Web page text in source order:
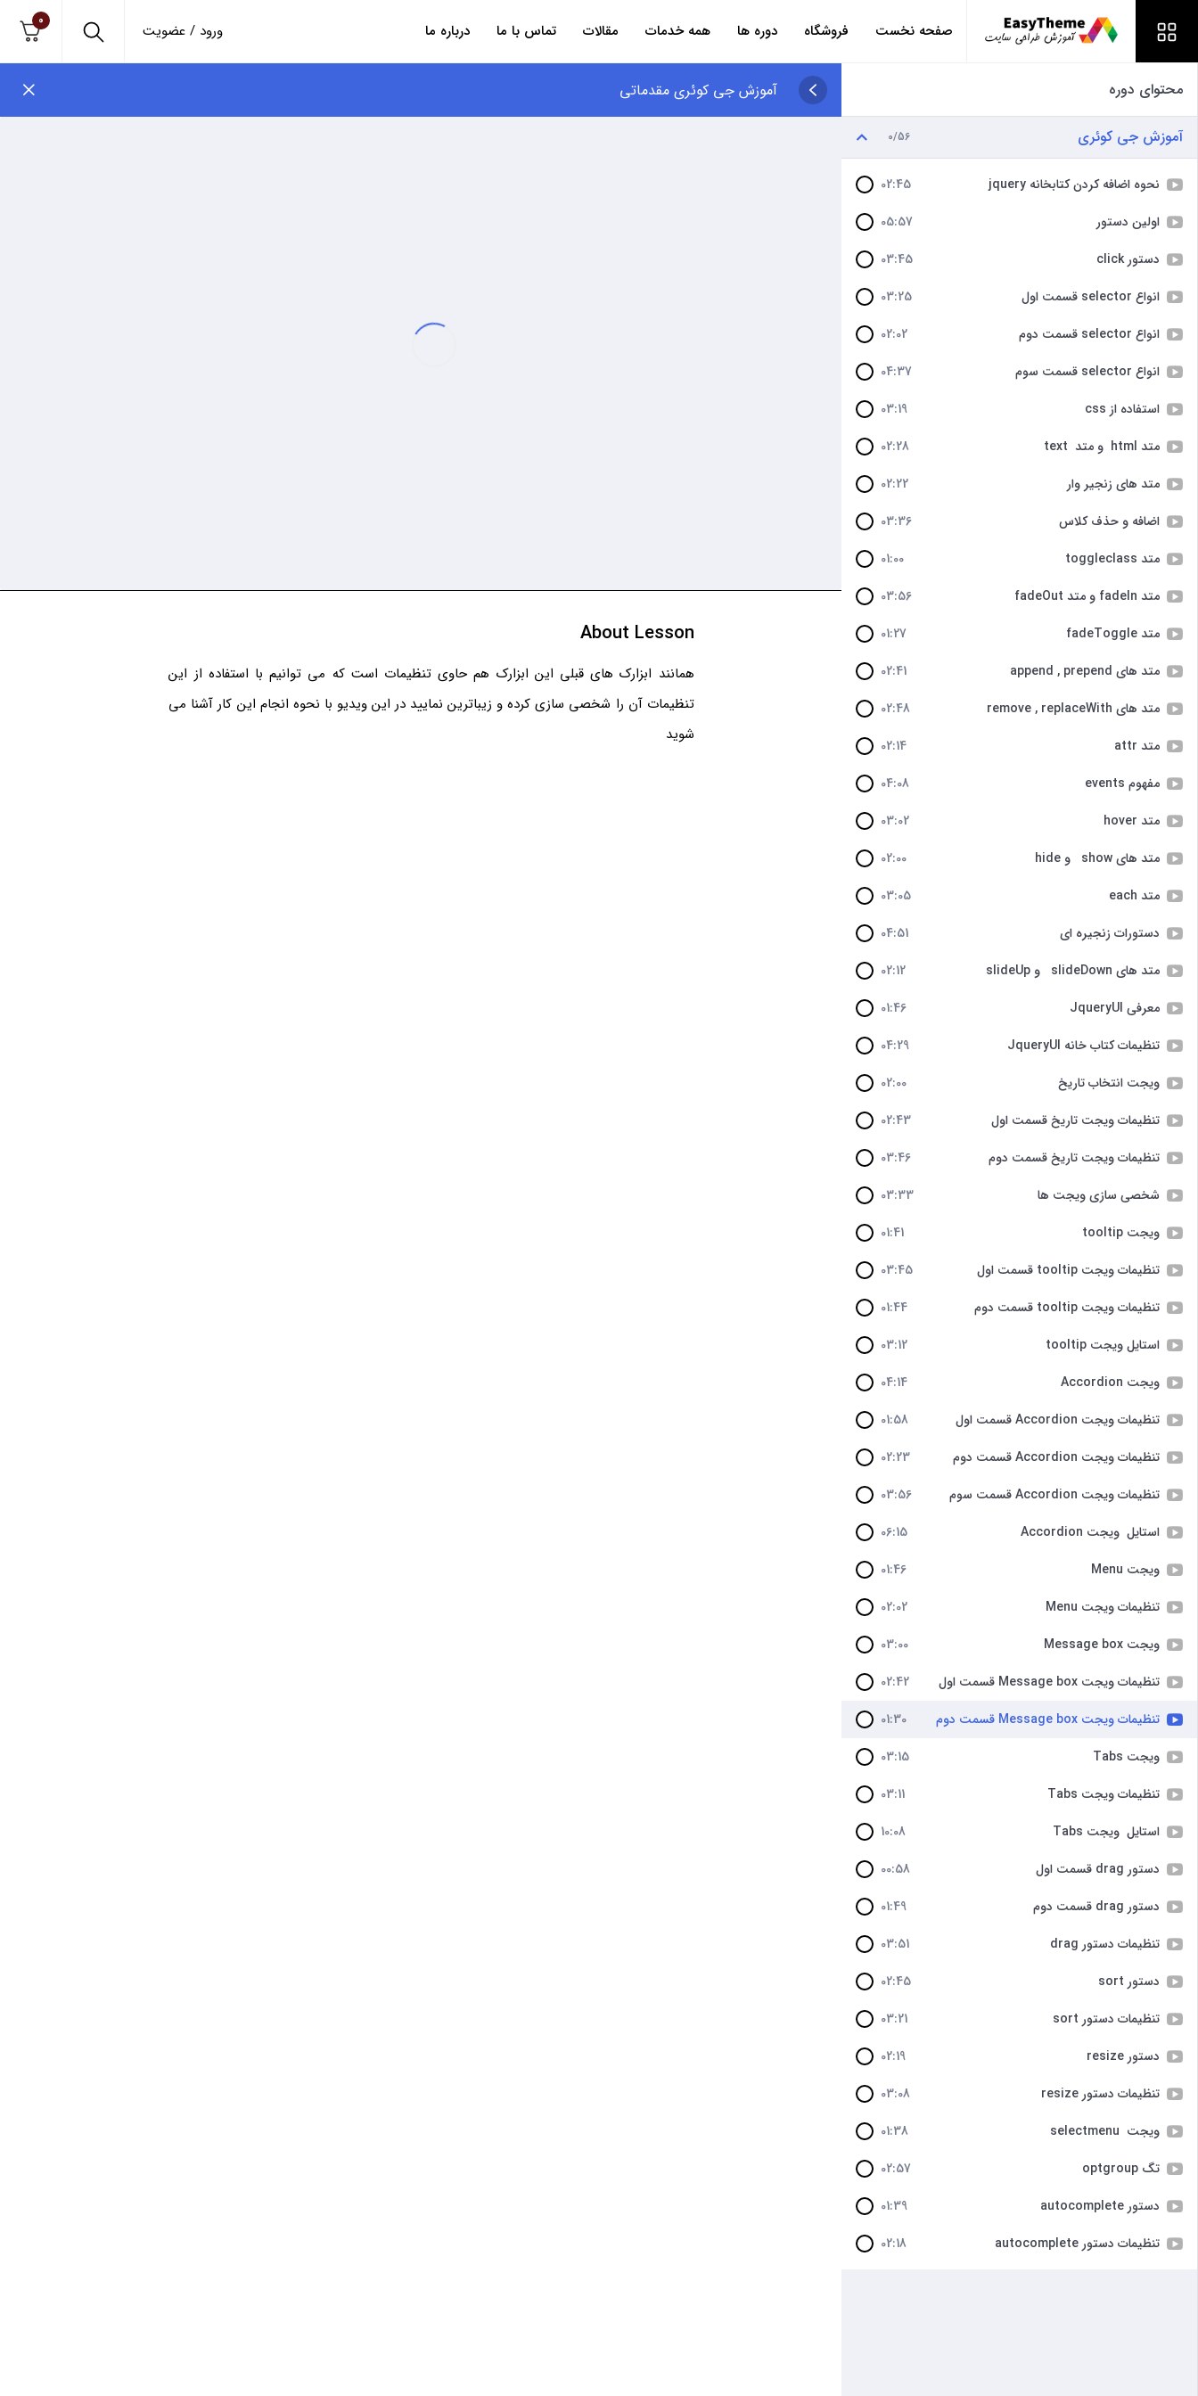
صفحه نخست فروشگاه دوره ها همه خدمات مقالات تماس با ما درباره ما ورود / عضویت
0
محتوای دوره
آموزش جی کوئری 0/56
نحوه اضافه کردن کتابخانه jquery
02:45
اولین دستور
05:57
دستور click
03:45
انواع selector قسمت اول
03:25
انواع selector قسمت دوم
02:02
انواع selector قسمت سوم
04:37
استفاده از css
03:19
متد html و متد text
02:28
متد های زنجیر وار
02:22
اضافه و حذف کلاس
03:36
متد toggleclass
01:00
متد fadeIn و متد fadeOut
03:56
متد fadeToggle
01:27
متد های append , prepend
02:41
متد های remove , replaceWith
02:48
متد attr
02:14
مفهوم events
04:08
متد hover
03:02
متد های show و hide
02:00
متد each
03:05
دستورات زنجیره ای
04:51
متد های slideDown و slideUp
02:12
معرفی JqueryUI
01:46
تنظیمات کتاب خانه JqueryUI
04:29
ویجت انتخاب تاریخ
02:00
تنظیمات ویجت تاریخ قسمت اول
02:43
تنظیمات ویجت تاریخ قسمت دوم
03:46
شخصی سازی ویجت ها
03:33
ویجت tooltip
01:41
تنظیمات ویجت tooltip قسمت اول
03:45
تنظیمات ویجت tooltip قسمت دوم
01:44
استایل ویجت tooltip
03:12
ویجت Accordion
04:14
تنظیمات ویجت Accordion قسمت اول
01:58
تنظیمات ویجت Accordion قسمت دوم
02:23
تنظیمات ویجت Accordion قسمت سوم
03:56
استایل ویجت Accordion
06:15
ویجت Menu
01:46
تنظیمات ویجت Menu
02:02
ویجت Message box
03:00
تنظیمات ویجت Message box قسمت اول
02:42
تنظیمات ویجت Message box قسمت دوم
01:30
ویجت Tabs
03:15
تنظیمات ویجت Tabs
03:11
استایل ویجت Tabs
10:08
دستور drag قسمت اول
00:58
دستور drag قسمت دوم
01:49
تنظیمات دستور drag
03:51
دستور sort
02:45
تنظیمات دستور sort
03:21
دستور resize
02:19
تنظیمات دستور resize
03:08
ویجت selectmenu
01:38
تگ optgroup
02:57
دستور autocomplete
01:39
تنظیمات دستور autocomplete
02:18
آموزش جی کوئری مقدماتی
About Lesson
همانند ابزارک های قبلی این ابزارک هم حاوی تنظیمات است که می توانیم با استفاده از این
تنظیمات آن را شخصی سازی کرده و زیباترین نمایید در این ویدیو با نحوه انجام این کار آشنا می
شوید